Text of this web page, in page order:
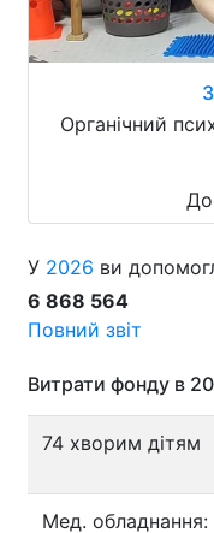
Органічний
У 2026 ви
6 868 564
Повний звіт
Витрати фонду в
74 хворим дітям
Мед. обладнання: